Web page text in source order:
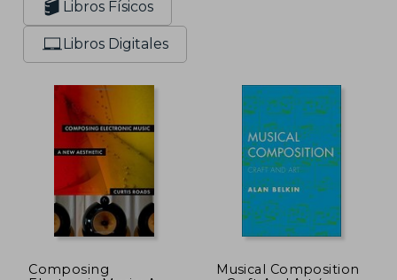
Libros Físicos
Libros Digitales
Composing
Musical Composition